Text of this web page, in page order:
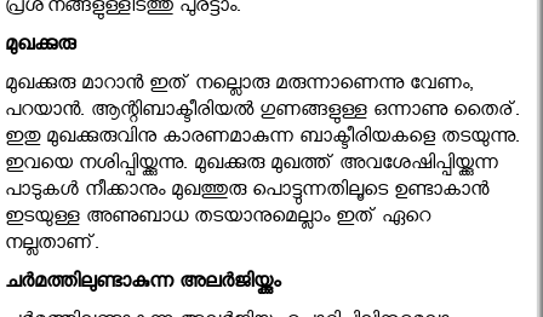
പ്രശ്‌നങ്ങളുള്ളിടത്തു പുരട്ടാം.
മുഖക്കുരു
മുഖക്കുരു മാറാന്‍ ഇത് നല്ലൊരു മരുന്നാണെന്നു വേണം,
പറയാന്‍. ആന്റിബാക്ടീരിയല്‍ ഗുണങ്ങളുള്ള ഒന്നാണു തൈര്.
ഇതു മുഖക്കുരുവിനു കാരണമാകുന്ന ബാക്ടീരിയകളെ തടയുന്നു.
ഇവയെ നശിപ്പിയ്ക്കുന്നു. മുഖക്കുരു മുഖത്ത് അവശേഷിപ്പിയ്ക്കുന്ന
പാടുകള്‍ നീക്കാനും മുഖത്തുരു പൊട്ടുന്നതിലൂടെ ഉണ്ടാകാന്‍
ഇടയുള്ള അണുബാധ തടയാനുമെല്ലാം ഇത് ഏറെ
നല്ലതാണ്.
ചര്‍മത്തിലുണ്ടാകുന്ന അലര്‍ജിയ്ക്കും